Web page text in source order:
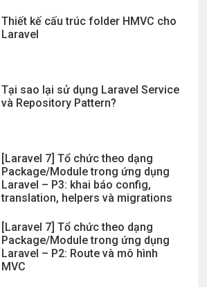
Thiết kế cấu trúc folder HMVC cho
Laravel
Tại sao lại sử dụng Laravel Service
và Repository Pattern?
[Laravel 7] Tổ chức theo dạng
Package/Module trong ứng dụng
Laravel – P3: khai báo config,
translation, helpers và migrations
[Laravel 7] Tổ chức theo dạng
Package/Module trong ứng dụng
Laravel – P2: Route và mô hình
MVC